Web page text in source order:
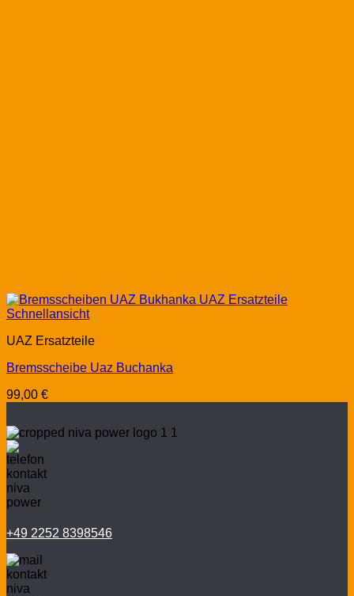
Schnellansicht
UAZ Ersatzteile
Bremsscheibe Uaz Buchanka
99,00 €
+49 2252 8398546